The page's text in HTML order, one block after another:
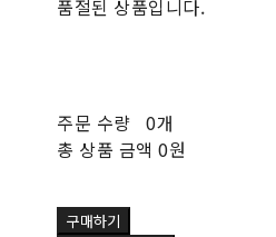
품절된 상품입니다.
주문 수량 0개
총 상품 금액 0원
구매하기